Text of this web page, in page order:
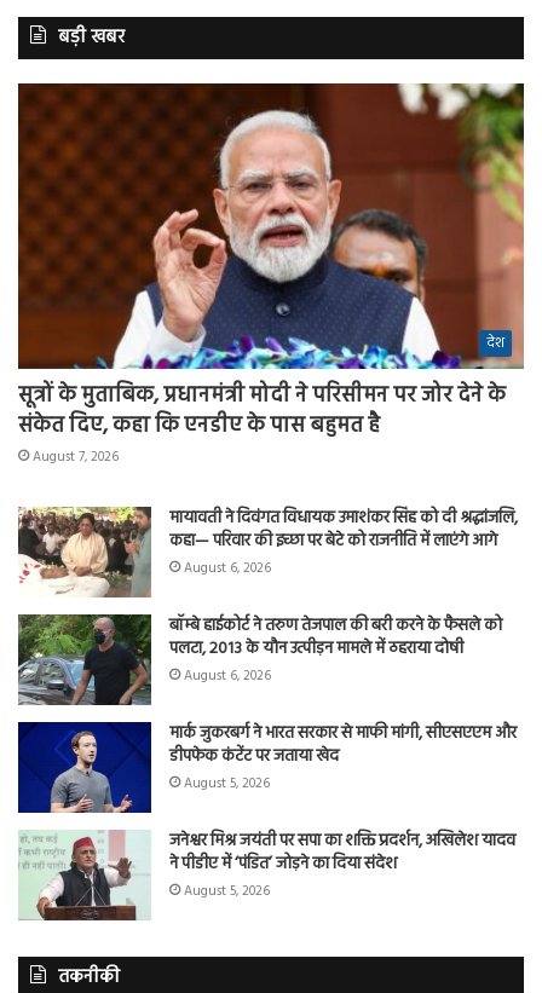
बड़ी खबर
देश
सूत्रों के मुताबिक, प्रधानमंत्री मोदी ने परिसीमन पर जोर देने के
संकेत दिए, कहा कि एनडीए के पास बहुमत है
August 7, 2026
मायावती ने दिवंगत विधायक उमाशंकर सिंह को दी श्रद्धांजलि,
कहा— परिवार की इच्छा पर बेटे को राजनीति में लाएंगे आगे
August 6, 2026
बॉम्बे हाईकोर्ट ने तरुण तेजपाल की बरी करने के फैसले को
पलटा, 2013 के यौन उत्पीड़न मामले में ठहराया दोषी
August 6, 2026
मार्क जुकरबर्ग ने भारत सरकार से माफी मांगी, सीएसएएम और
डीपफेक कंटेंट पर जताया खेद
August 5, 2026
जनेश्वर मिश्र जयंती पर सपा का शक्ति प्रदर्शन, अखिलेश यादव
ने पीडीए में ‘पंडित’ जोड़ने का दिया संदेश
August 5, 2026
तकनीकी